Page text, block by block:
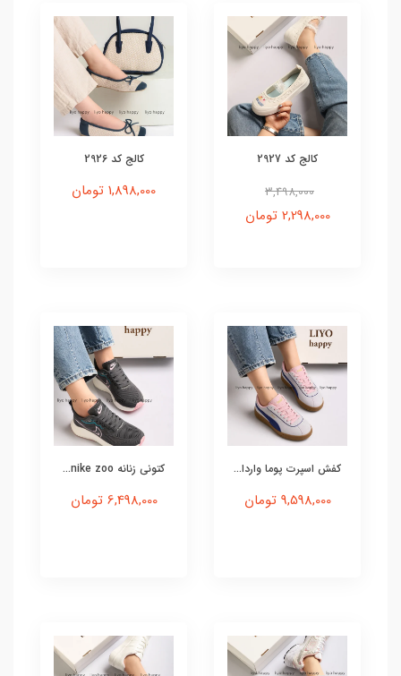
کالج کد 2927
3,498,000
2,298,000 تومان
کالج کد 2926
1,898,000 تومان
کفش اسپرت پوما واردا...
9,598,000 تومان
کتونی زنانه nike zoo...
6,498,000 تومان